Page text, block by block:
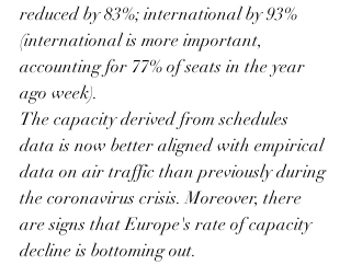
reduced by 83%; international by 93%
(international is more important,
accounting for 77% of seats in the year
ago week).
The capacity derived from schedules
data is now better aligned with empirical
data on air traffic than previously during
the coronavirus crisis. Moreover, there
are signs that Europe's rate of capacity
decline is bottoming out.